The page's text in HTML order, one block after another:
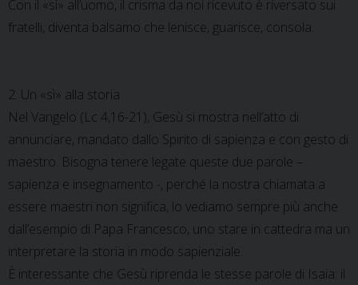
Con il «sì» all’uomo, il crisma da noi ricevuto è riversato sui
fratelli, diventa balsamo che lenisce, guarisce, consola.
2. Un «sì» alla storia
Nel Vangelo (Lc 4,16-21), Gesù si mostra nell’atto di
annunciare, mandato dallo Spirito di sapienza e con gesto di
maestro. Bisogna tenere legate queste due parole –
sapienza e insegnamento -, perché la nostra chiamata a
essere maestri non significa, lo vediamo sempre più anche
dall’esempio di Papa Francesco, uno stare in cattedra ma un
interpretare la storia in modo sapienziale.
È interessante che Gesù riprenda le stesse parole di Isaia: il